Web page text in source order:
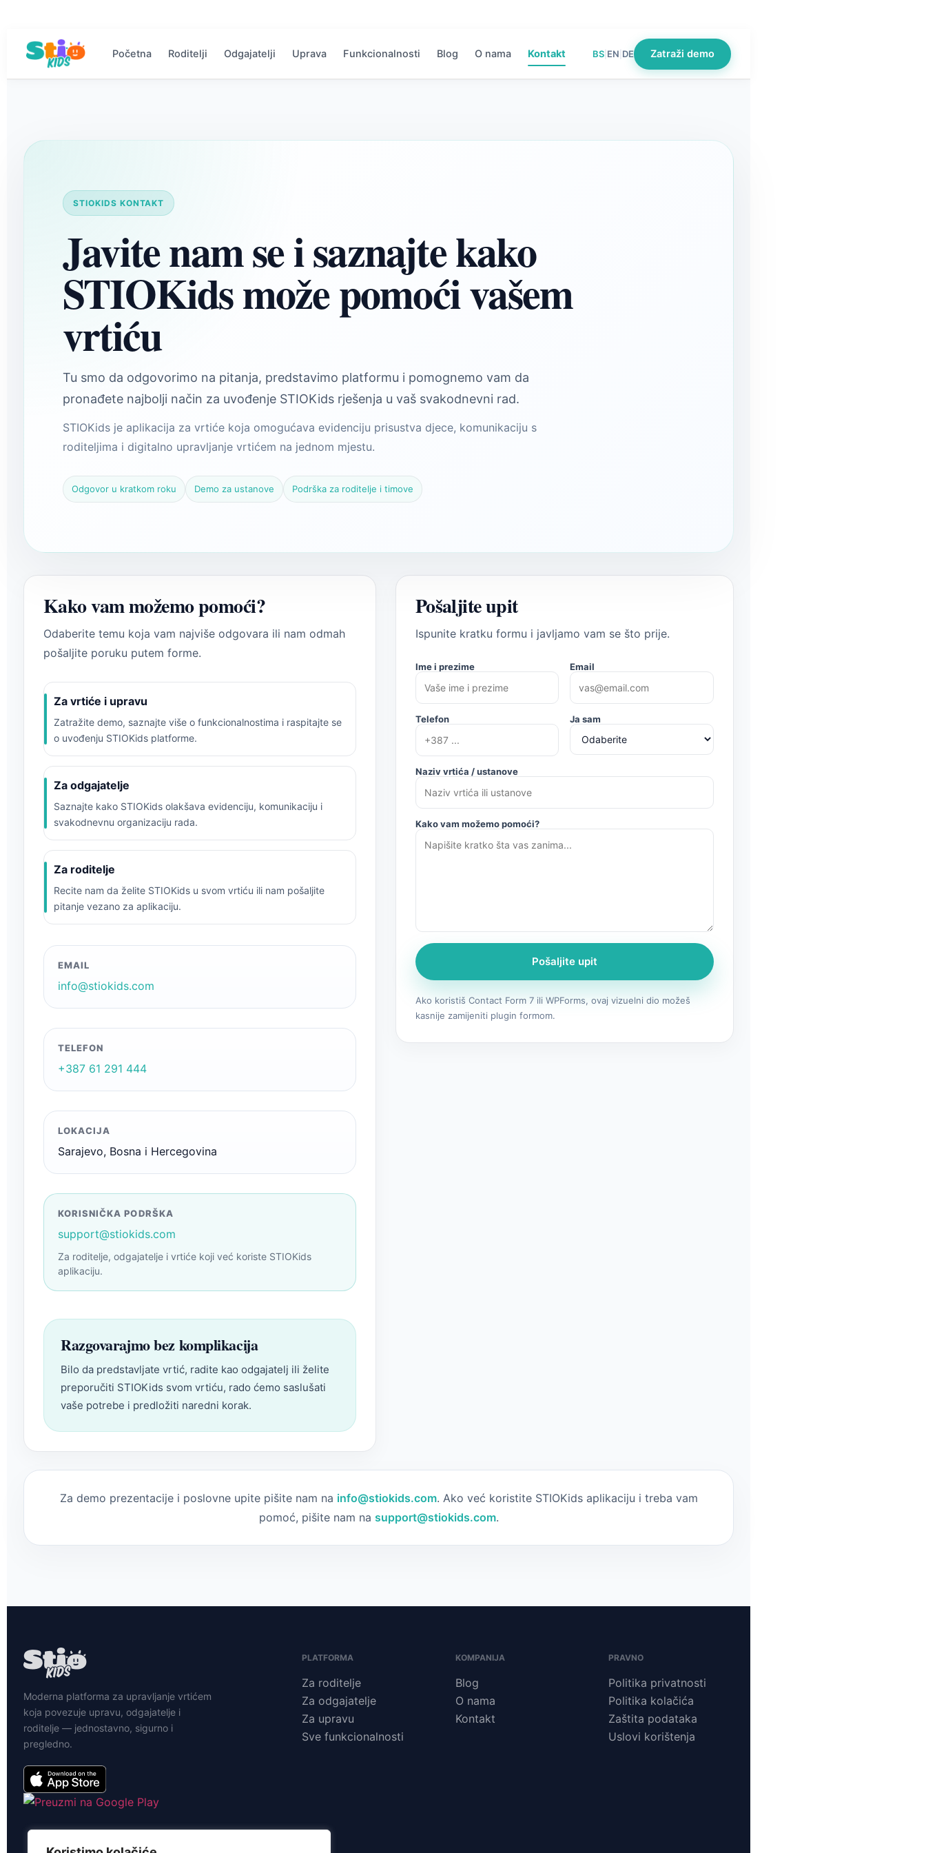
Početna Roditelji Odgajatelji Uprava Funkcionalnosti Blog O nama Kontakt BS EN DE Zatraži demo
STIOKIDS KONTAKT
Javite nam se i saznajte kako
STIOKids može pomoći vašem
vrtiću
Tu smo da odgovorimo na pitanja, predstavimo platformu i pomognemo vam da
pronađete najbolji način za uvođenje STIOKids rješenja u vaš svakodnevni rad.
STIOKids je aplikacija za vrtiće koja omogućava evidenciju prisustva djece, komunikaciju s
roditeljima i digitalno upravljanje vrtićem na jednom mjestu.
Odgovor u kratkom roku Demo za ustanove Podrška za roditelje i timove
Kako vam možemo pomoći?
Odaberite temu koja vam najviše odgovara ili nam odmah
pošaljite poruku putem forme.
Za vrtiće i upravu
Zatražite demo, saznajte više o funkcionalnostima i raspitajte se
o uvođenju STIOKids platforme.
Za odgajatelje
Saznajte kako STIOKids olakšava evidenciju, komunikaciju i
svakodnevnu organizaciju rada.
Za roditelje
Recite nam da želite STIOKids u svom vrtiću ili nam pošaljite
pitanje vezano za aplikaciju.
EMAIL
info@stiokids.com
TELEFON
+387 61 291 444
LOKACIJA
Sarajevo, Bosna i Hercegovina
KORISNIČKA PODRŠKA
support@stiokids.com
Za roditelje, odgajatelje i vrtiće koji već koriste STIOKids
aplikaciju.
Razgovarajmo bez komplikacija
Bilo da predstavljate vrtić, radite kao odgajatelj ili želite
preporučiti STIOKids svom vrtiću, rado ćemo saslušati
vaše potrebe i predložiti naredni korak.
Pošaljite upit
Ispunite kratku formu i javljamo vam se što prije.
Ime i prezime Email
Telefon Ja sam
Naziv vrtića / ustanove
Kako vam možemo pomoći?
Pošaljite upit
Ako koristiš Contact Form 7 ili WPForms, ovaj vizuelni dio možeš
kasnije zamijeniti plugin formom.
Za demo prezentacije i poslovne upite pišite nam na info@stiokids.com. Ako već koristite STIOKids aplikaciju i treba vam
pomoć, pišite nam na support@stiokids.com.
Moderna platforma za upravljanje vrtićem
koja povezuje upravu, odgajatelje i
roditelje — jednostavno, sigurno i
pregledno.
PLATFORMA
Za roditelje
Za odgajatelje
Za upravu
Sve funkcionalnosti
KOMPANIJA
Blog
O nama
Kontakt
PRAVNO
Politika privatnosti
Politika kolačića
Zaštita podataka
Uslovi korištenja